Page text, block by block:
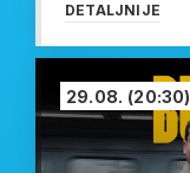
DETALJNIJE
29.08. (20:30)